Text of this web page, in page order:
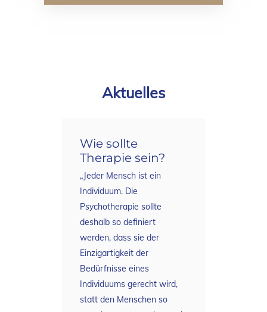
Aktuelles
Wie sollte
Therapie sein?
„Jeder Mensch ist ein
Individuum. Die
Psychotherapie sollte
deshalb so definiert
werden, dass sie der
Einzigartigkeit der
Bedürfnisse eines
Individuums gerecht wird,
statt den Menschen so